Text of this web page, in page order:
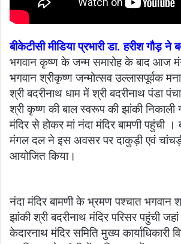
बीकेटीसी मीडिया प्रभारी डा. हरीश गौड़ ने
भगवान कृष्ण के जन्म समारोह के बाद आज
भगवान श्रीकृष्ण जन्मोत्सव उल्लासपूर्वक
श्री बदरीनाथ धाम में श्री बदरीनाथ पंडा
श्री कृष्ण की बाल स्वरूप की झांकी निकाली
मंदिर से होकर मां नंदा मंदिर बामणी पहुंची ।
मंगल दल ने इस अवसर पर दाकुड़ी एवं
आयोजित किया।
नंदा मंदिर बामणी के भ्रमण पश्चात भगवान
झांकी श्री बदरीनाथ मंदिर परिसर पहुंची
केदारनाथ मंदिर समिति मुख्य कार्याधिकारी